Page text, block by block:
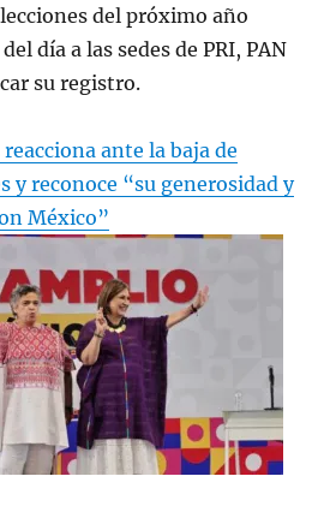
del próximo año
día a las sedes de PRI, PAN
su registro.
ante la baja de
y reconoce “su generosidad y
México”